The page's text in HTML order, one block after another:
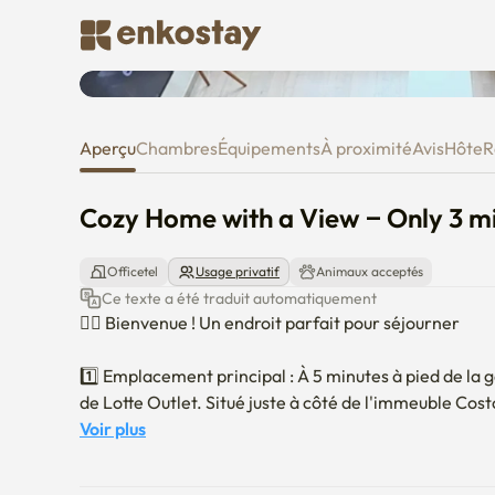
Cozy Home with a View – Only
AperçuChambresÉquipementsÀ proximitéAvisHôte
Cozy Home with a View – Only 3
Officetel Usage privatif Animaux acceptés
Ce texte a été traduit automatiquement
👍🏾 Bienvenue ! Un endroit parfait pour séjourner
1️⃣ Emplacement principal : À 5 minutes à pied de la
de Lotte Outlet. Situé juste à côté de l'immeuble
2️⃣ Facilité : Au premier étage de l'immeuble se
Voir plus